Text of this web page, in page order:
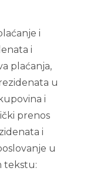
i
i
plaćanja,
u
i
prenos
i
u
tekstu: